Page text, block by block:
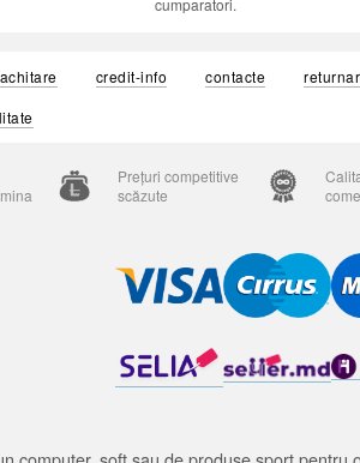
cumparatori.
achitare credit-info contacte
Prețuri competitive
scăzute